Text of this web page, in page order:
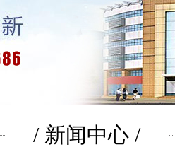
/ 新闻中心 /